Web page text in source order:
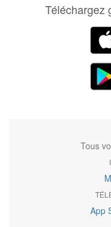
Téléchargez
Tous
App